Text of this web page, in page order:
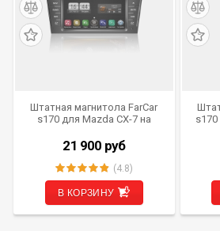
Штатная магнитола FarCar
s170 для Mazda CX-7 на
21 900 руб
(4.8)
В КОРЗИНУ
s170